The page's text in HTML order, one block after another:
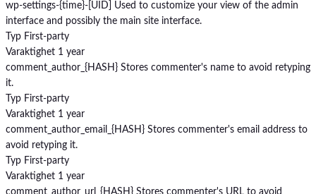
wp-settings-{time}-[UID]
Used to customize your view of the admin
interface and possibly the main site interface.
Typ First-party
Varaktighet 1 year
comment_author_{HASH} Stores commenter's name to avoid retyping
it.
Typ First-party
Varaktighet 1 year
comment_author_email_{HASH} Stores commenter's email address to
avoid retyping it.
Typ First-party
Varaktighet 1 year